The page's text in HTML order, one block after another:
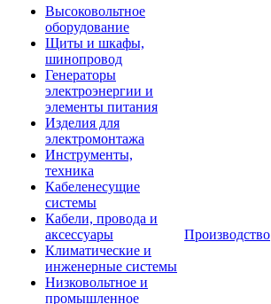
Высоковольтное
оборудование
Щиты и шкафы,
шинопровод
Генераторы
электроэнергии и
элементы питания
Изделия для
электромонтажа
Инструменты,
техника
Кабеленесущие
системы
Кабели, провода и
аксессуары
Климатические и
инженерные системы
Низковольтное и
промышленное
Производство